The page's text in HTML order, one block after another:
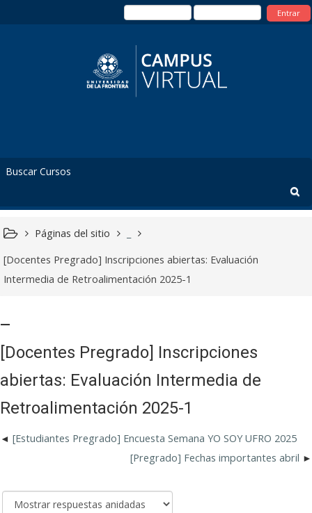
Entrar
Páginas del sitio
[Docentes Pregrado] Inscripciones abiertas: Evaluación
Intermedia de Retroalimentación 2025-1
[Docentes Pregrado] Inscripciones
abiertas: Evaluación Intermedia de
Retroalimentación 2025-1
[Estudiantes Pregrado] Encuesta Semana YO SOY UFRO 2025
[Pregrado] Fechas importantes abril